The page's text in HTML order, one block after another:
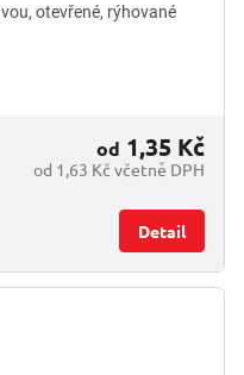
otevřené, rýhované
od 1,63 Kč včetně DPH
od 1,35 Kč
Detail